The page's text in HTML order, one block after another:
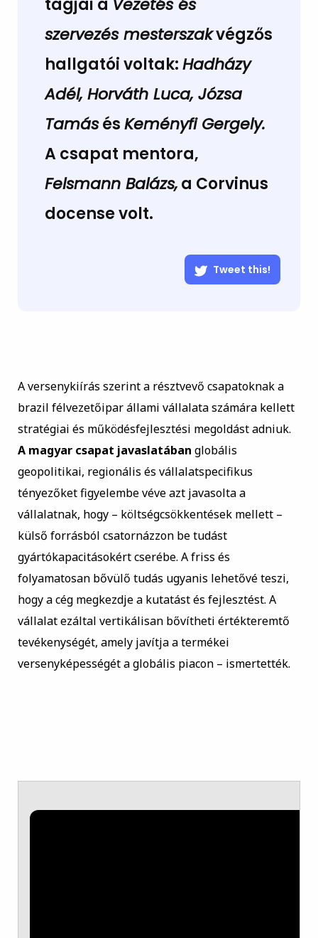
tagjai a Vezetés és
szervezés mesterszakvégzős
hallgatói voltak:Hadházy
Adél, Horváth Luca, Józsa
TamásésKeményfi Gergely.
A csapat mentora,
Felsmann Balázs,a Corvinus
docense volt.
Tweet this!
A versenykiírás szerint a résztvevő csapatoknak a
brazil félvezetőipar állami vállalata számára kellett
stratégiai és működésfejlesztési megoldást adniuk.
A magyar csapat javaslatában globális
geopolitikai, regionális és vállalatspecifikus
tényezőket figyelembe véve azt javasolta a
vállalatnak, hogy – költségcsökkentések mellett –
külső forrásból csatornázzon be tudást
gyártókapacitásokért cserébe. A friss és
folyamatosan bővülő tudás ugyanis lehetővé teszi,
hogy a cég megkezdje a kutatást és fejlesztést. A
vállalat ezáltal vertikálisan bővítheti értékteremtő
tevékenységét, amely javítja a termékei
versenyképességét a globális piacon – ismertették.